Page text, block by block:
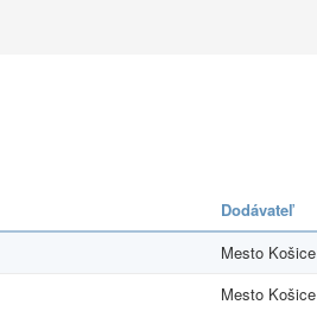
Dodávateľ
Mesto Košice
Mesto Košice